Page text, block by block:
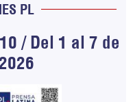
PL
/ Del 1 al 7 de